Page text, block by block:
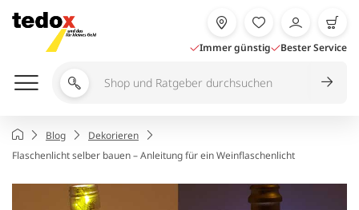
Inhalt
springen
Immer günstig Bester Service
Shop
Ratgeber
durchsuchen
Startseite
Blog
Dekorieren
Flaschenlicht selber bauen – Anleitung für ein Weinflaschenlicht